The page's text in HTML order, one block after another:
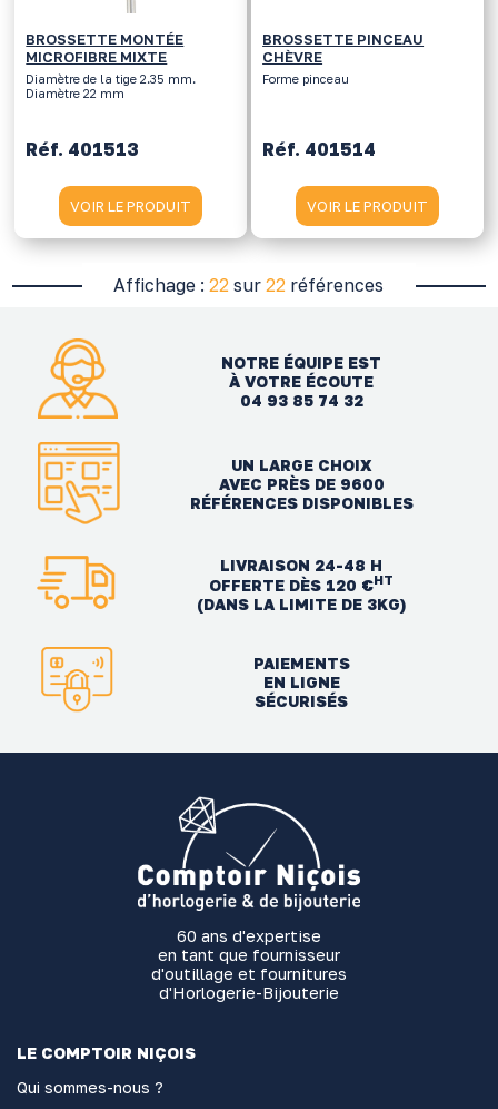
BROSSETTE MONTÉE
MICROFIBRE MIXTE
Diamètre de la tige 2.35 mm.
Diamètre 22 mm
Réf. 401513
VOIR LE PRODUIT
BROSSETTE PINCEAU
CHÈVRE
Forme pinceau
Réf. 401514
VOIR LE PRODUIT
Affichage :22 sur22 références
NOTRE ÉQUIPE EST
À VOTRE ÉCOUTE
04 93 85 74 32
UN LARGE CHOIX
AVEC PRÈS DE 9600
RÉFÉRENCES DISPONIBLES
LIVRAISON 24-48 H
OFFERTE DÈS 120 €HT
(DANS LA LIMITE DE 3KG)
PAIEMENTS
EN LIGNE
SÉCURISÉS
60 ans d'expertise
en tant que fournisseur
d'outillage et fournitures
d'Horlogerie-Bijouterie
LE COMPTOIR NIÇOIS
Qui sommes-nous ?